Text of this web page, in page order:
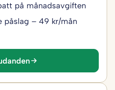
på månadsavgiften
påslag – 49 kr/mån